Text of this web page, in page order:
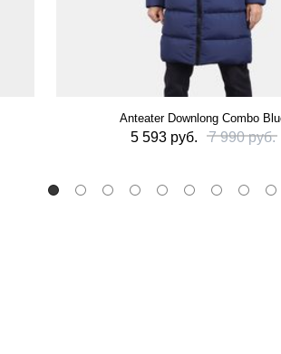
Anteater Downlong Combo
5 593 руб. 7 990 руб.